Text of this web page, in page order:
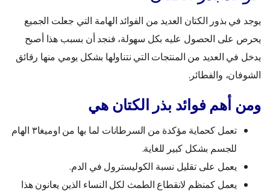
يوجد في بذور الكتان العديد من الفوائد الهامة التي جعلت الجميع
يحرص على الحصول عليه بكل سهولة، فنجد أن بسبب هذا أصبح
يدخل في العديد من المنتجات التي نتناولها بشكل يومي منها رقائق
الشوفان، والفطائر.
ومن أهم فوائد بذر الكتان هي
تعمل كحماية مؤكدة من السرطانات لما بها من اوميغا٣ الهام
للجسم بشكل كبير للغاية.
يعمل على تقليل نسبة الكوليسترول في الدم.
يعمل كمنظم لانقطاع الطمث لكل النساء الذين يعانون هذا